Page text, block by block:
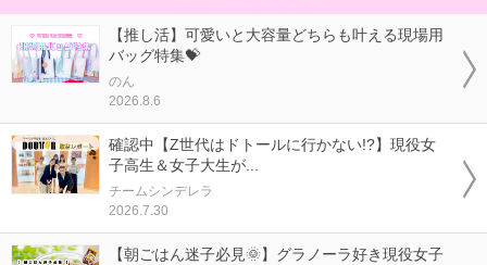
【推し活】可愛いと大容量どちらも叶える現場用
バッグ特集💝
のん
2026.8.6
確認中【Z世代はドトールに行かない!?】現役女
子高生＆女子大生が...
チームシンデレラ
2026.7.30
【朝ごはん迷子必見🌞】グラノーラ好き現役女子